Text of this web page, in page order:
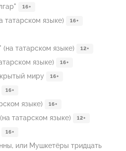
16+
татарском языке) 16+
татарском языке) 12+
языке) 16+
миру 16+
16+
языке) 16+
татарском языке) 12+
16+
или Мушкетёры тридцать